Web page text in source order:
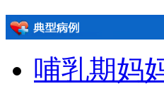
哺乳期妈